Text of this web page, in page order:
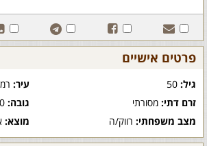
פרטים אישיים
גיל: עיר:
זרם דתי: מסורתי גובה:170 ס"מ
מצב משפחתי: רווק/ה מוצא: